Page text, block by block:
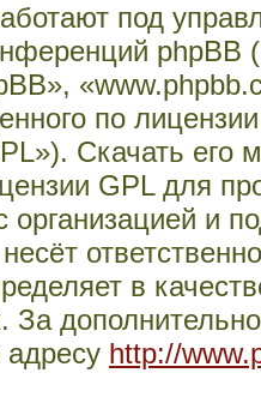
под
по
Скачать его
GPL для
организацией и
в
За
http://